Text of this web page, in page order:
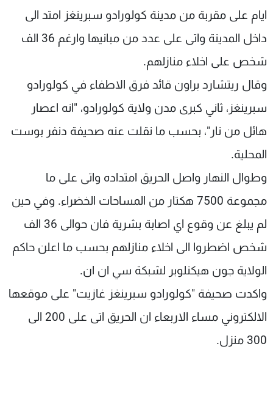
ايام على مقربة من مدينة كولورادو سبرينغز امتد الى
داخل المدينة واتى على عدد من مبانيها وارغم 36 الف
شخص على اخلاء منازلهم.
وقال ريتشارد براون قائد فرق الاطفاء في كولورادو
سبرينغز، ثاني كبرى مدن ولاية كولورادو، "انه اعصار
هائل من نار"، بحسب ما نقلت عنه صحيفة دنفر بوست
المحلية.
وطوال النهار واصل الحريق امتداده واتى على ما
مجموعة 7500 هكتار من المساحات الخضراء. وفي حين
لم يبلغ عن وقوع اي اصابة بشرية فان حوالى 36 الف
شخص اضطروا الى اخلاء منازلهم بحسب ما اعلن حاكم
الولاية جون هيكنلوبر لشبكة سي ان ان.
واكدت صحيفة "كولورادو سبرينغز غازيت" على موقعها
الالكتروني مساء الاربعاء ان الحريق اتى على 200 الى
300 منزل.
عن MTV
الإنـتـاج
لاعلاناتكم
وظائف
تواصل معنا
شروط الإسـتخدام